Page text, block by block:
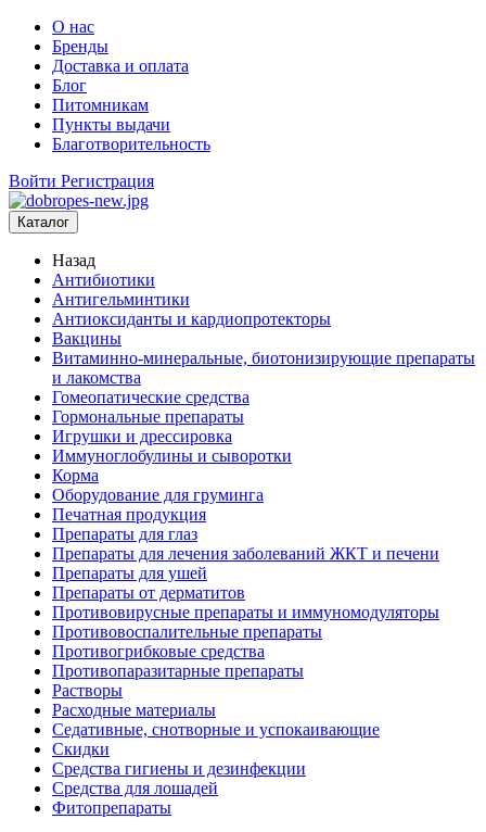
О нас
Бренды
Доставка и оплата
Блог
Питомникам
Пункты выдачи
Благотворительность
Войти Регистрация
Каталог
Назад
Антибиотики
Антигельминтики
Антиоксиданты и кардиопротекторы
Вакцины
Витаминно-минеральные, биотонизирующие препараты
и лакомства
Гомеопатические средства
Гормональные препараты
Игрушки и дрессировка
Иммуноглобулины и сыворотки
Корма
Оборудование для груминга
Печатная продукция
Препараты для глаз
Препараты для лечения заболеваний ЖКТ и печени
Препараты для ушей
Препараты от дерматитов
Противовирусные препараты и иммуномодуляторы
Противовоспалительные препараты
Противогрибковые средства
Противопаразитарные препараты
Растворы
Расходные материалы
Седативные, снотворные и успокаивающие
Скидки
Средства гигиены и дезинфекции
Средства для лошадей
Фитопрепараты